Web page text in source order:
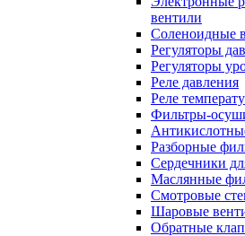
вентили
Соленоидные
Регуляторы
Регуляторы
Реле давления
Реле
Фильтры-
Разборные
Сердечники
Маслянные
Смотровые
Шаровые
Обратные